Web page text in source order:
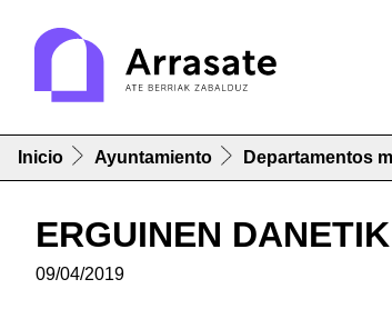
Inicio Ayuntamiento Departamentos
ERGUINEN
09/04/2019